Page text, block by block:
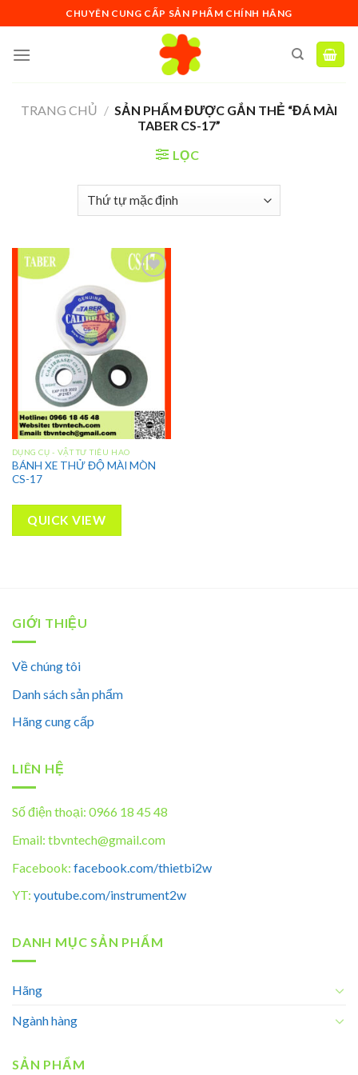
to
content
CHUYÊN CUNG CẤP SẢN PHẨM CHÍNH HÃNG
TRANG CHỦ / SẢN PHẨM ĐƯỢC GẮN THẺ “ĐÁ MÀI
TABER CS-17”
LỌC
DỤNG CỤ - VẬT TƯ TIÊU HAO
BÁNH XE THỬ ĐỘ MÀI MÒN
CS-17
QUICK VIEW
GIỚI THIỆU
Về chúng tôi
Danh sách sản phẩm
Hãng cung cấp
LIÊN HỆ
Số điện thoại: 0966 18 45 48
Email: tbvntech@gmail.com
Facebook: facebook.com/thietbi2w
YT: youtube.com/instrument2w
DANH MỤC SẢN PHẨM
Hãng
Ngành hàng
SẢN PHẨM